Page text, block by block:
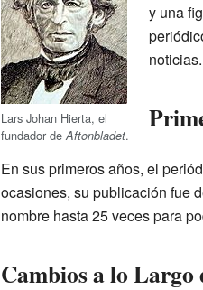
Lars Johan Hierta, el
fundador deAftonbladet.
y una
noticias.
En sus primeros años, el
ocasiones, su publicación fue
nombre hasta 25 veces para
Cambios a lo Largo